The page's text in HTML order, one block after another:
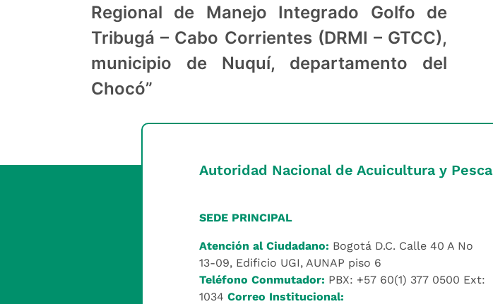
Regional de Manejo Integrado Golfo de
Tribugá – Cabo Corrientes (DRMI – GTCC),
municipio de Nuquí, departamento del
Chocó”
Autoridad Nacional de Acuicultura y Pesca
SEDE PRINCIPAL
Atención al Ciudadano: Bogotá D.C. Calle 40 A No
13-09, Edificio UGI, AUNAP piso 6
Teléfono Conmutador: PBX: +57 60(1) 377 0500 Ext:
1034 Correo Institucional: